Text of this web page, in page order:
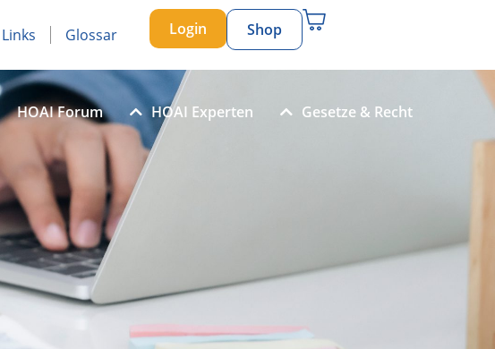
Links Glossar Login Shop
HOAI Forum HOAI Experten Gesetze & Recht